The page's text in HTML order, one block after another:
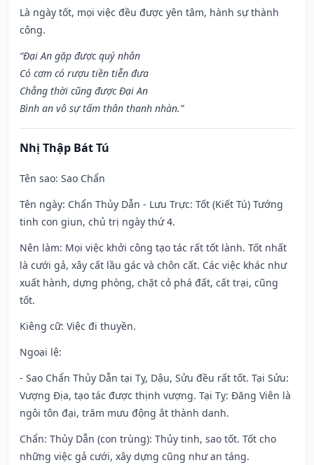
Là ngày tốt, mọi việc đều được yên tâm, hành sự thành
công.
“Đại An gặp được quý nhân
Có cơm có rượu tiền tiễn đưa
Chẳng thời cũng được Đại An
Bình an vô sự tấm thân thanh nhàn.”
Nhị Thập Bát Tú
Tên sao: Sao Chẩn
Tên ngày: Chẩn Thủy Dẫn - Lưu Trực: Tốt (Kiết Tú) Tướng
tinh con giun, chủ trị ngày thứ 4.
Nên làm: Mọi việc khởi công tạo tác rất tốt lành. Tốt nhất
là cưới gả, xây cất lầu gác và chôn cất. Các việc khác như
xuất hành, dựng phòng, chặt cỏ phá đất, cất trại, cũng
tốt.
Kiêng cữ: Việc đi thuyền.
Ngoại lệ:
- Sao Chẩn Thủy Dẫn tại Tỵ, Dậu, Sửu đều rất tốt. Tại Sửu:
Vượng Địa, tạo tác được thịnh vượng. Tại Tỵ: Đăng Viên là
ngôi tôn đại, trăm mưu động ắt thành danh.
Chẩn: Thủy Dẫn (con trùng): Thủy tinh, sao tốt. Tốt cho
những việc gả cưới, xây dựng cũng như an táng.